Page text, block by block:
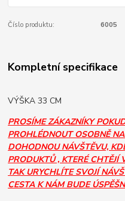
Číslo produktu: 6005
Kompletní specifikace
VÝŠKA 33 CM
PROSÍME ZÁKAZNÍKY
PROHLÉDNOUT OSOBNĚ
DOHODNOU NÁVŠTĚVU,
PRODUKTŮ , KTERÉ CHTĚJÍ
TAK URYCHLÍTE SVOJÍ
CESTA K NÁM BUDE